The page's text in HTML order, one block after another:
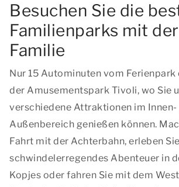
Besuchen Sie die
Familienparks mit
Familie
Nur 15 Autominuten vom
der Amusementspark Tivoli, wo Sie
verschiedene Attraktionen im Innen-
Außenbereich genießen können.
Fahrt mit der Achterbahn, erleben
schwindelerregendes Abenteuer in
Kopjes oder fahren Sie mit dem